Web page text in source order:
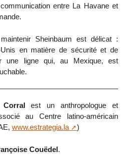
entre La Havane et
Sheinbaum est délicat :
en matière de sécurité et de
une ligne qui, au Mexique, est
est un anthropologue et
au Centre latino-américain
www.estrategia.la )
Couëdel.